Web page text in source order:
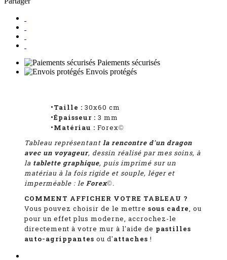
Paiements sécurisés
Envois protégés
•Taille : 30x60 cm
•Épaisseur : 3 mm
•Matériau : Forex©
Tableau représentant la rencontre d'un dragon
avec un voyageur, dessin réalisé par mes soins, à
la tablette graphique, puis imprimé sur un
matériau à la fois rigide et souple, léger et
imperméable : le Forex©.
COMMENT AFFICHER VOTRE TABLEAU ?
Vous pouvez choisir de le mettre sous cadre, ou
pour un effet plus moderne, accrochez-le
directement à votre mur à l'aide de pastilles
auto-agrippantes ou d'attaches !